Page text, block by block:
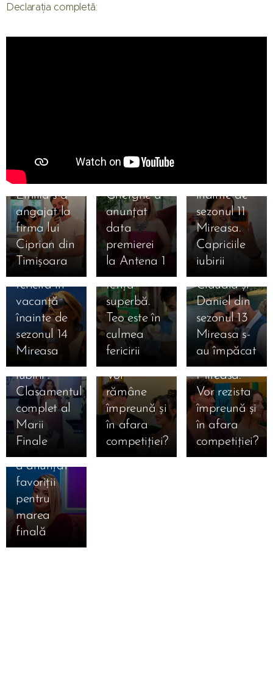
Declarația completă:
01.08.2026
Emilia s-a
angajat la
firma lui
Ciprian din
Timișoara
inimii.
Gherghe a
anunțat
data
premierei
la Antena 1
înainte de
sezonul 11
Mireasa.
Capriciile
iubirii
31.07.2026
Simona
Gherghe,
extrem de
fericită în
vacanță
înainte de
sezonul 14
Mireasa
31.07.2026
Liliana din
sezonul 11
Mireasa a
născut o
fetiță
superbă.
Teo este în
culmea
fericirii
Claudia și
Daniel din
sezonul 13
Mireasa s-
au împăcat
17.07.2026
Ema și
Alan au
câștigat
Mireasa,
sezonul 13
„Meciul
iubirii”.
Clasamentul
complet al
Marii
Finale
16.07.2026
Daniela și
Mihai
după
Mireasa.
Vor
rămâne
împreună și
în afara
competiției?
16.07.2026
Denis și
Bianca
după
Mireasa.
Vor rezista
împreună și
în afara
competiției?
16.07.2026
Ioana din
sezonul 8
Mireasa și-
a anunțat
favoriții
pentru
marea
finală